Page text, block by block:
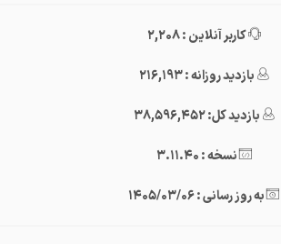
کاربر آنلاین : 2,208
بازدید روزانه : 216,193
بازدید کل: 38,596,452
نسخه : 3.11.40
به روز رسانی : 1405/03/06